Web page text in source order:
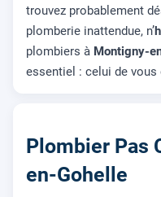
trouvez probablement
plomberie inattendue, n’
plombiers à Montigny-
essentiel : celui de vous
Plombier Pas
en-Gohelle